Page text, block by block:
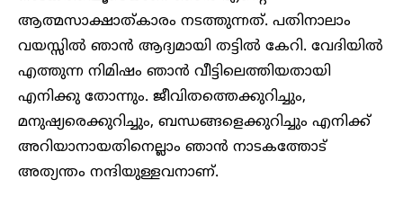
ആത്മസാക്ഷാത്കാരം നടത്തുന്നത്. പതിനാലാം
വയസ്സിൽ ഞാൻ ആദ്യമായി തട്ടിൽ കേറി. വേദിയിൽ
എത്തുന്ന നിമിഷം ഞാൻ വീട്ടിലെത്തിയതായി
എനിക്കു തോന്നും. ജീവിതത്തെക്കുറിച്ചും,
മനുഷ്യരെക്കുറിച്ചും, ബന്ധങ്ങളെക്കുറിച്ചും എനിക്ക്
അറിയാനായതിനെല്ലാം ഞാൻ നാടകത്തോട്
അത്യന്തം നന്ദിയുള്ളവനാണ്.